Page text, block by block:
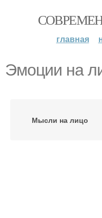
главная
Эмоции на
Мысли на лицо